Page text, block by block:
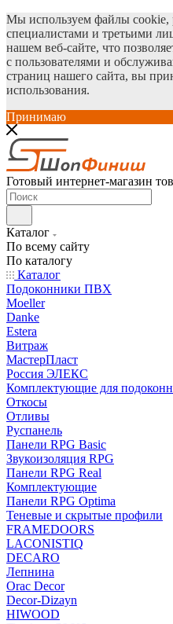
Мы используем файлы cookie,
специалистами и третьими
нашем веб-сайте, что
с пользователями и
страниц нашего сайта, вы
использования.
Принимаю
Готовый интернет-магазин
Каталог
По всему сайту
По каталогу
Каталог
Подоконники ПВХ
Moeller
Danke
Estera
Витраж
МастерПласт
Россия ЭЛЕКС
Комплектующие для
Откосы
Отливы
Руспанель
Панели RPG Basic
Звукоизоляция RPG
Панели RPG Real
Комплектующие
Панели RPG Optima
Теневые и скрытые профили
FRAMEDOORS
LACONISTIQ
DECARO
Лепнина
Orac Decor
Decor-Dizayn
HIWOOD